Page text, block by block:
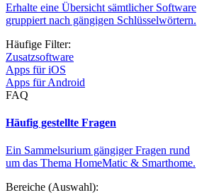
Erhalte eine Übersicht sämtlicher Software
gruppiert nach gängigen Schlüsselwörtern.
Häufige Filter:
Zusatzsoftware
Apps für iOS
Apps für Android
FAQ
Häufig gestellte Fragen
Ein Sammelsurium gängiger Fragen rund
um das Thema HomeMatic & Smarthome.
Bereiche (Auswahl):